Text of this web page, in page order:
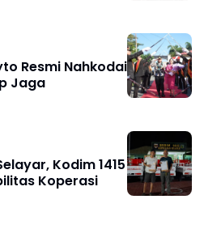
Resmi Nahkodai
Jaga
Kodim 1415
Koperasi